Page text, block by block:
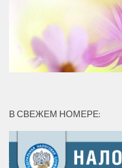
В СВЕЖЕМ НОМЕРЕ: